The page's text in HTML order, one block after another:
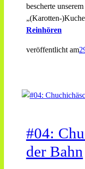
bescherte
„(Karotten-
Reinhören
veröffentlicht am
#04:
der Bahn